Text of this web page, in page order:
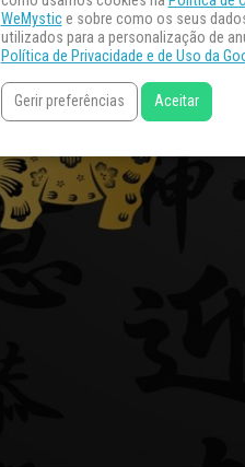
WeMystice sobre como os seus
utilizados para a personalização de
Política de Privacidade e de Uso da
Gerir preferências Aceitar